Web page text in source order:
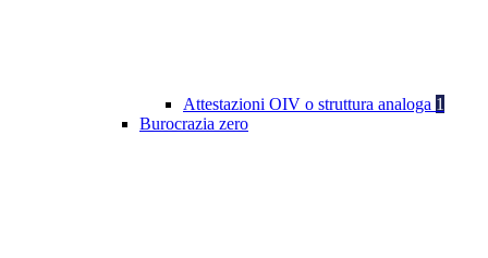
Attestazioni OIV o struttura analoga 1
Burocrazia zero